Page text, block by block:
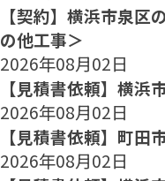
【契約】横浜市泉区
の他工事＞
2026年08月02日
【見積書依頼】横浜
2026年08月02日
【見積書依頼】町田
2026年08月02日